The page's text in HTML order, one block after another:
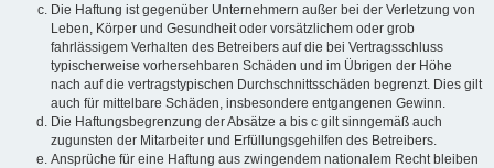
Die Haftung ist gegenüber Unternehmern außer bei der Verletzung von
Leben, Körper und Gesundheit oder vorsätzlichem oder grob
fahrlässigem Verhalten des Betreibers auf die bei Vertragsschluss
typischerweise vorhersehbaren Schäden und im Übrigen der Höhe
nach auf die vertragstypischen Durchschnittsschäden begrenzt. Dies gilt
auch für mittelbare Schäden, insbesondere entgangenen Gewinn.
Die Haftungsbegrenzung der Absätze a bis c gilt sinngemäß auch
zugunsten der Mitarbeiter und Erfüllungsgehilfen des Betreibers.
Ansprüche für eine Haftung aus zwingendem nationalem Recht bleiben